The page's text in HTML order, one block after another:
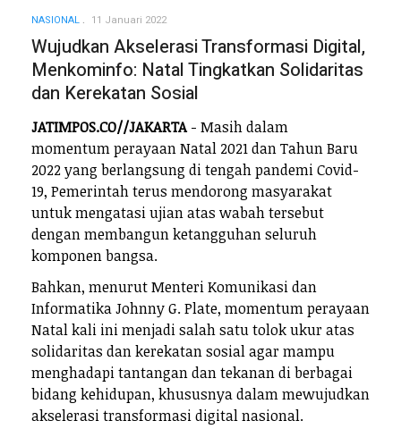
NASIONAL 11 Januari 2022
Wujudkan Akselerasi Transformasi Digital,
Menkominfo: Natal Tingkatkan Solidaritas
dan Kerekatan Sosial
JATIMPOS.CO//JAKARTA- Masih dalam
momentum perayaan Natal 2021 dan Tahun Baru
2022 yang berlangsung di tengah pandemi Covid-
19, Pemerintah terus mendorong masyarakat
untuk mengatasi ujian atas wabah tersebut
dengan membangun ketangguhan seluruh
komponen bangsa.
Bahkan, menurut Menteri Komunikasi dan
Informatika Johnny G. Plate, momentum perayaan
Natal kali ini menjadi salah satu tolok ukur atas
solidaritas dan kerekatan sosial agar mampu
menghadapi tantangan dan tekanan di berbagai
bidang kehidupan, khususnya dalam mewujudkan
akselerasi transformasi digital nasional.